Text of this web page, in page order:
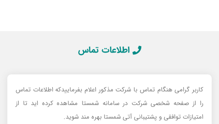
اطلاعات تماس
کاربر گرامی هنگام تماس با شرکت مذکور اعلام بفرماییدکه اطلاعات تماس
را از صفحه شخصی شرکت در سامانه شمستا مشاهده کرده اید تا از
امتیازات توافقی و پشتیبانی آتی شمستا بهره مند شوید.